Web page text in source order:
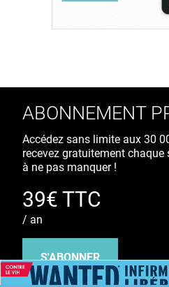
ABONNEMENT
Accédez sans limite aux 30
recevez gratuitement
à ne pas manquer !
39€ TTC
/ an
S'ABONNER